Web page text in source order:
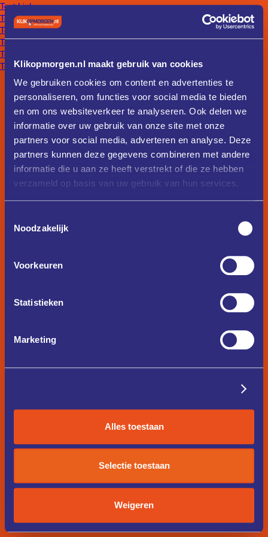
Klikopmorgen.nl maakt gebruik van cookies
We gebruiken cookies om content en advertenties te
personaliseren, om functies voor social media te bieden
en om ons websiteverkeer te analyseren. Ook delen we
informatie over uw gebruik van onze site met onze
partners voor social media, adverteren en analyse. Deze
partners kunnen deze gegevens combineren met andere
informatie die u aan ze heeft verstrekt of die ze hebben
verzameld op basis van uw gebruik van hun services.
Noodzakelijk
Voorkeuren
Statistieken
Marketing
Alles toestaan
Selectie toestaan
Weigeren
Text Link
Text Link
Text Link
Text Link
Text Link
Text Link